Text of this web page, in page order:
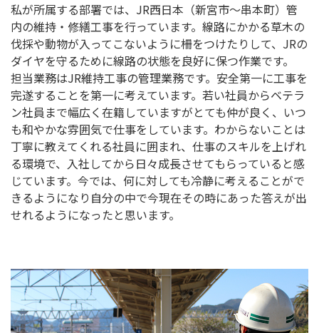
私が所属する部署では、JR西日本（新宮市～串本町）管
内の維持・修繕工事を行っています。線路にかかる草木の
伐採や動物が入ってこないように柵をつけたりして、JRの
ダイヤを守るために線路の状態を良好に保つ作業です。
担当業務はJR維持工事の管理業務です。安全第一に工事を
完遂することを第一に考えています。若い社員からベテラ
ン社員まで幅広く在籍していますがとても仲が良く、いつ
も和やかな雰囲気で仕事をしています。わからないことは
丁寧に教えてくれる社員に囲まれ、仕事のスキルを上げれ
る環境で、入社してから日々成長させてもらっていると感
じています。今では、何に対しても冷静に考えることがで
きるようになり自分の中で今現在その時にあった答えが出
せれるようになったと思います。